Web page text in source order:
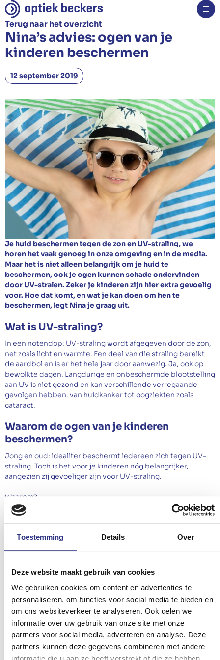
Toestemming Details Over
Deze website maakt gebruik van cookies
We gebruiken cookies om content en advertenties te
personaliseren, om functies voor social media te bieden en
om ons websiteverkeer te analyseren. Ook delen we
informatie over uw gebruik van onze site met onze
partners voor social media, adverteren en analyse. Deze
partners kunnen deze gegevens combineren met andere
informatie die u aan ze heeft verstrekt of die ze hebben
Brillen
Monturen
Zonnebrillen
Sportbrillen
Veiligheidsbrillen
Specialiteiten
Glazen
Contactlenzen
Oogmetingen
Hoorapparaten
Nieuws
Over ons
Contact
Afspraak maken
Terug naar het overzicht
Nina’s advies: ogen van je
kinderen beschermen
12 september 2019
Je huid beschermen tegen de zon en UV-straling, we
horen het vaak genoeg in onze omgeving en in de media.
Maar het is niet alleen belangrijk om je huid te
beschermen, ook je ogen kunnen schade ondervinden
door UV-stralen. Zeker je kinderen zijn hier extra gevoelig
voor. Hoe dat komt, en wat je kan doen om hen te
beschermen, legt Nina je graag uit.
Wat is UV-straling?
In een notendop: UV-straling wordt afgegeven door de zon,
net zoals licht en warmte. Een deel van die straling bereikt
de aardbol en is er het hele jaar door aanwezig. Ja, ook op
bewolkte dagen. Langdurige en onbeschermde blootstelling
aan UV is niet gezond en kan verschillende verregaande
gevolgen hebben, van huidkanker tot oogziekten zoals
cataract.
Waarom de ogen van je kinderen
beschermen?
Jong en oud: idealiter beschermt iedereen zich tegen UV-
straling. Toch is het voor je kinderen nóg belangrijker,
aangezien zij gevoeliger zijn voor UV-straling.
Waarom?
Kinderen komen meer buiten dan volwassenen. Studies
straling (geteld tot 60 jaar) opdoet voor je 20
Je huid wordt beschermd tegen UV-straling door de
minder melanine dan de huid van een volwassene
Bij kinderen zijn de ooglenzen transparanter dan bij een
volwassene. Kinderen jonger dan 10 krijgen zo meer dan
75% UV-straling binnen. Voor mensen ouder dan 25 jaar is
dat in vergelijking nog maar 10%.
Wat kan je doen?